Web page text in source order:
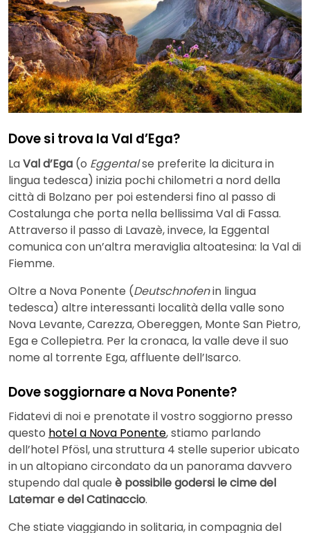
Dove si trova la Val d’Ega?
LaVal d’Ega (o Eggentalse preferite la dicitura in
lingua tedesca) inizia pochi chilometri a nord della
città di Bolzano per poi estendersi fino al passo di
Costalunga che porta nella bellissima Val di Fassa.
Attraverso il passo di Lavazè, invece, la Eggental
comunica con un’altra meraviglia altoatesina: la Val di
Fiemme.
Oltre a Nova Ponente (Deutschnofenin lingua
tedesca) altre interessanti località della valle sono
Nova Levante, Carezza, Obereggen, Monte San Pietro,
Ega e Collepietra. Per la cronaca, la valle deve il suo
nome al torrente Ega, affluente dell’Isarco.
Dove soggiornare a Nova Ponente?
Fidatevi di noi e prenotate il vostro soggiorno presso
questo hotel a Nova Ponente, stiamo parlando
dell’hotel Pfösl, una struttura 4 stelle superior ubicato
in un altopiano circondato da un panorama davvero
stupendo dal quale è possibile godersi le cime del
Latemar e del Catinaccio.
Che stiate viaggiando in solitaria, in compagnia del